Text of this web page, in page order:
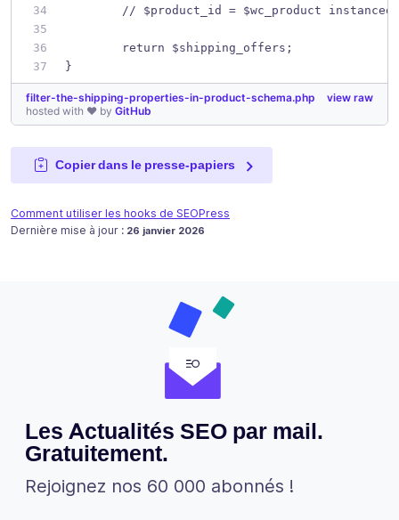
// $product_id = $wc_product
	return $shipping_offers;
}
view raw
filter-the-shipping-properties-in-product-schema.php
hosted with ❤ by GitHub
Copier dans le presse-papiers
Comment utiliser les hooks de SEOPress
Dernière mise à jour : Publié le
26 janvier 2026
Les Actualités SEO par mail.
Gratuitement.
Rejoignez nos 60 000 abonnés !